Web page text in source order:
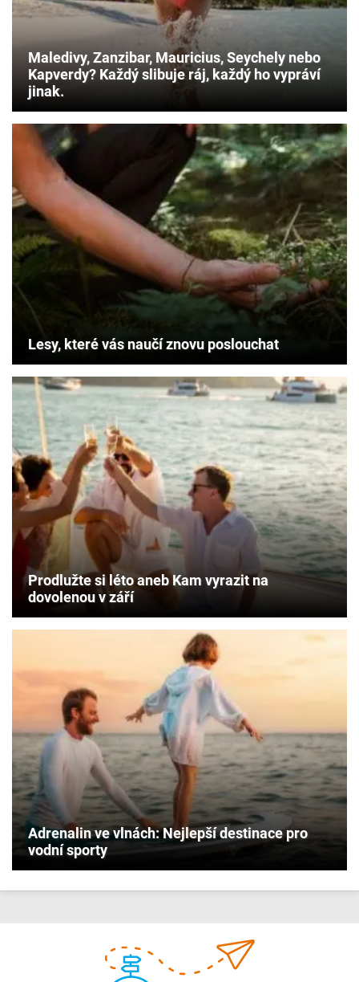
Maledivy, Zanzibar, Mauricius, Seychely nebo
Kapverdy? Každý slibuje ráj, každý ho vypráví
jinak.
Lesy, které vás naučí znovu poslouchat
Prodlužte si léto aneb Kam vyrazit na
dovolenou v září
Adrenalin ve vlnách: Nejlepší destinace pro
vodní sporty